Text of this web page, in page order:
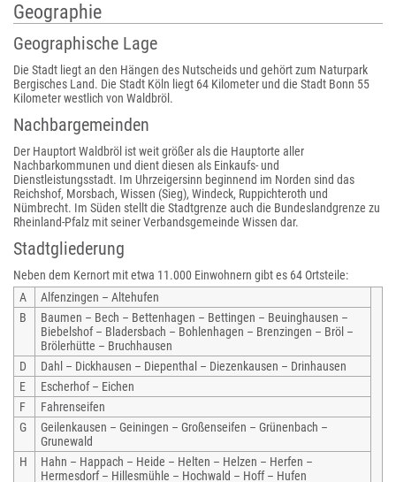
Geographie
Geographische Lage
Die Stadt liegt an den Hängen des Nutscheids und gehört zum Naturpark
Bergisches Land. Die Stadt Köln liegt 64 Kilometer und die Stadt Bonn 55
Kilometer westlich von Waldbröl.
Nachbargemeinden
Der Hauptort Waldbröl ist weit größer als die Hauptorte aller
Nachbarkommunen und dient diesen als Einkaufs- und
Dienstleistungsstadt. Im Uhrzeigersinn beginnend im Norden sind das
Reichshof, Morsbach, Wissen (Sieg), Windeck, Ruppichteroth und
Nümbrecht. Im Süden stellt die Stadtgrenze auch die Bundeslandgrenze zu
Rheinland-Pfalz mit seiner Verbandsgemeinde Wissen dar.
Stadtgliederung
Neben dem Kernort mit etwa 11.000 Einwohnern gibt es 64 Ortsteile:
A
Alfenzingen – Altehufen
B
Baumen – Bech – Bettenhagen – Bettingen – Beuinghausen –
Biebelshof – Bladersbach – Bohlenhagen – Brenzingen – Bröl –
Brölerhütte – Bruchhausen
D
Dahl – Dickhausen – Diepenthal – Diezenkausen – Drinhausen
E
Escherhof – Eichen
F
Fahrenseifen
G
Geilenkausen – Geiningen – Großenseifen – Grünenbach –
Grunewald
H
Hahn – Happach – Heide – Helten – Helzen – Herfen –
Hermesdorf – Hillesmühle – Hochwald – Hoff – Hufen